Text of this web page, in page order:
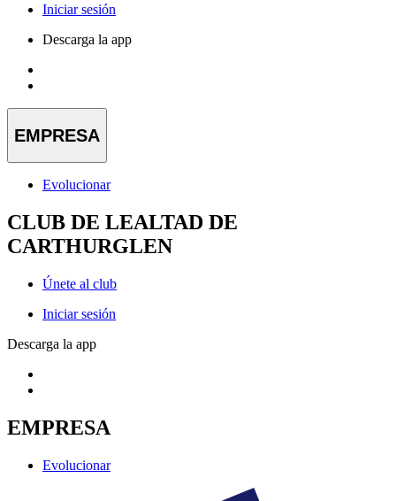
Iniciar sesión
Descarga la app
EMPRESA
Evolucionar
CLUB DE LEALTAD DE
CARTHURGLEN
Únete al club
Iniciar sesión
Descarga la app
EMPRESA
Evolucionar